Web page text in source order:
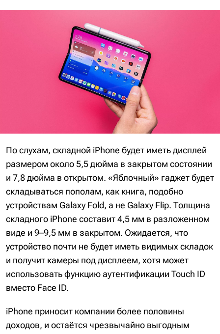
По слухам, складной ‌iPhone‌ будет иметь дисплей
размером около 5,5 дюйма в закрытом состоянии
и 7,8 дюйма в открытом. «Яблочный» гаджет будет
складываться пополам, как книга, подобно
устройствам Galaxy Fold, а не Galaxy Flip. Толщина
складного iPhone составит 4,5 мм в разложенном
виде и 9–9,5 мм в закрытом. Ожидается, что
устройство почти не будет иметь видимых складок
и получит камеры под дисплеем, хотя может
использовать функцию аутентификации Touch ID
вместо Face ID.
iPhone приносит компании более половины
доходов, и остаётся чрезвычайно выгодным